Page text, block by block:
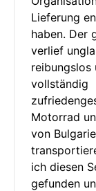
Lieferung
haben. Der
verlief
reibungslos
vollständig
Motorrad
von
ich diesen
gefunden